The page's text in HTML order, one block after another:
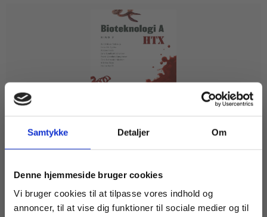
Samtykke Detaljer Om
Denne hjemmeside bruger cookies
Vi bruger cookies til at tilpasse vores indhold og
annoncer, til at vise dig funktioner til sociale medier og til
eBog+
Kristine Raae Lone Als Egebo Frank Grønlund Jørgensen
Køb læremidler og find masterclasses mm.
Fortsæt som: